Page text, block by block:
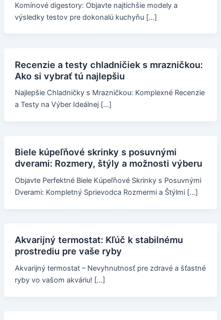
Komínové digestory: Objavte najtichšie modely a
výsledky testov pre dokonalú kuchyňu […]
Recenzie a testy chladničiek s mrazničkou:
Ako si vybrať tú najlepšiu
Najlepšie Chladničky s Mrazničkou: Komplexné Recenzie
a Testy na Výber Ideálnej […]
Biele kúpeľňové skrinky s posuvnými
dverami: Rozmery, štýly a možnosti výberu
Objavte Perfektné Biele Kúpeľňové Skrinky s Posuvnými
Dverami: Kompletný Sprievodca Rozmermi a Štýlmi […]
Akvarijný termostat: Kľúč k stabilnému
prostrediu pre vaše ryby
Akvarijný termostat – Nevyhnutnosť pre zdravé a šťastné
ryby vo vašom akváriu! […]